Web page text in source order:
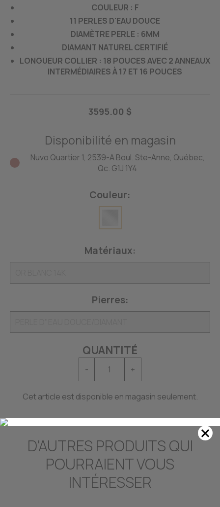
COULEUR : F
11 PERLES D'EAU DOUCE
DIAMÈTRE PERLE : 6MM
DIAMANT NATUREL CERTIFIÉ
LONGUEUR COLLIER : 18 POUCES AVEC 2 ANNEAUX
INTERMÉDIAIRES À 17 ET 16 POUCES
3595.00 $
Disponibilité en magasin
Nuvo Quartier 1, 2539-A Boul. Ste-Anne, Québec,
Qc. G1J 1Y4
Couleur:
Matériaux:
Pierres:
QUANTITÉ
- +
Cet article est disponible en magasin seulement.
D'AUTRES PRODUITS QUI
POURRAIENT VOUS
INTÉRESSER